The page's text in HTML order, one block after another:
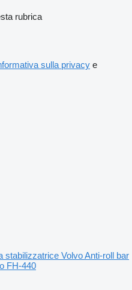
rubrica
sulla privacy e
stabilizzatrice Volvo Anti-roll bar
FH-440